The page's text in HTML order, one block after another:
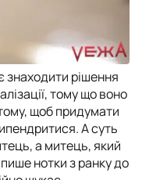
знаходити рішення
тому що воно
щоб придумати
А суть
а митець, який
нотки з ранку до